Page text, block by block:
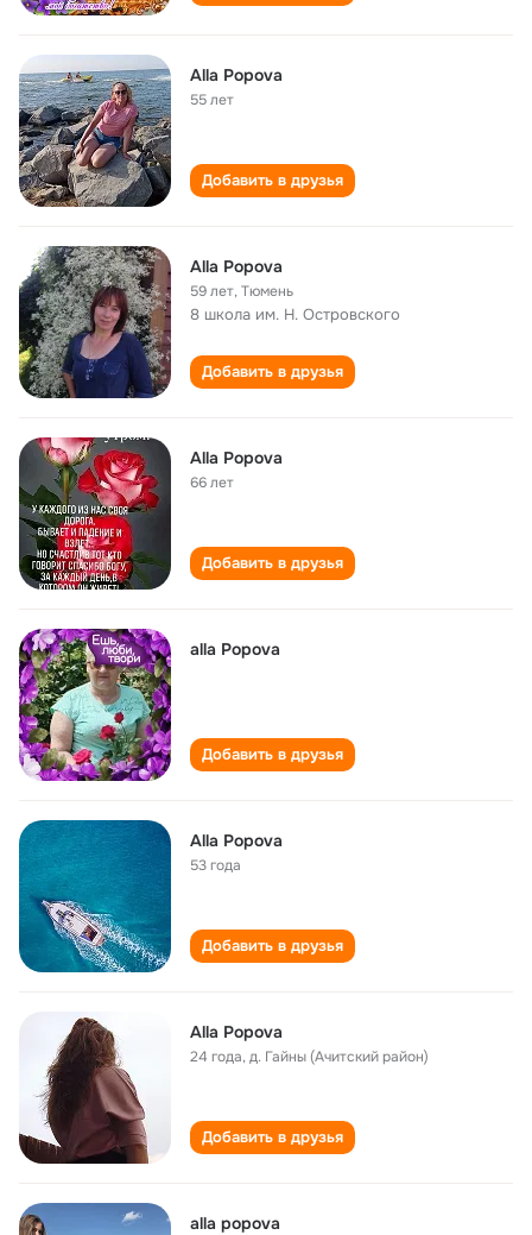
Alla Popova
55 лет
Добавить в друзья
Alla Popova
59 лет,Тюмень
8 школа им. Н. Островского
Добавить в друзья
Alla Popova
66 лет
Добавить в друзья
alla Popova
Добавить в друзья
Alla Popova
53 года
Добавить в друзья
Alla Popova
24 года,д. Гайны (Ачитский район)
Добавить в друзья
alla popova